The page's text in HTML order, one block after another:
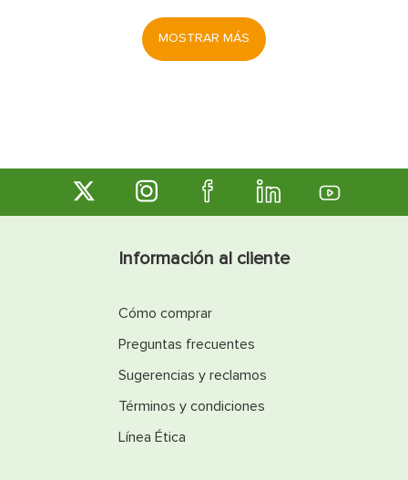
MOSTRAR MÁS
Información al cliente
Cómo comprar
Preguntas frecuentes
Sugerencias y reclamos
Términos y condiciones
Línea Ética